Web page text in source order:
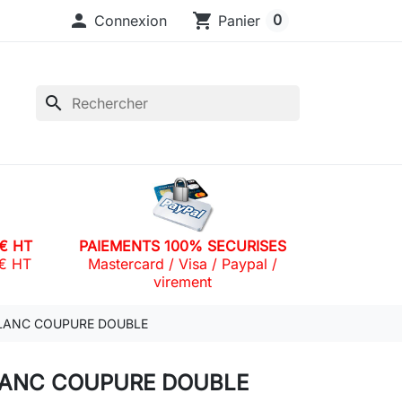
 Connexion shopping_cart Panier 0
search
HT
HT
PAIEMENTS 100% SECURISES
Mastercard / Visa / Paypal /
virement
COUPURE DOUBLE
COUPURE DOUBLE